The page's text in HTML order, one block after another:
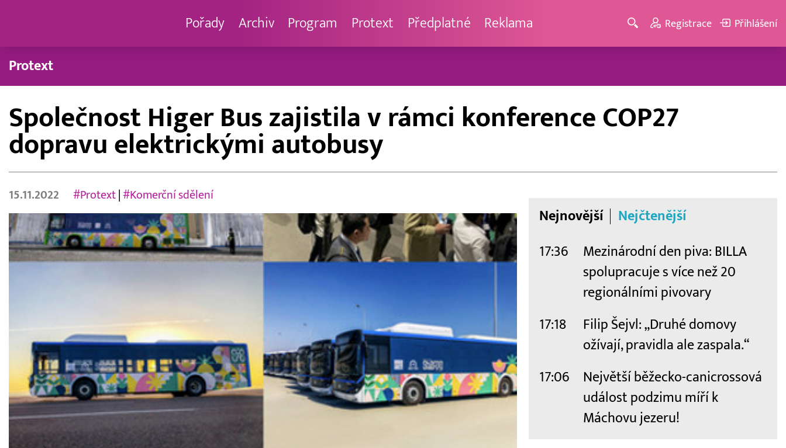
Pořady Archiv Program Protext Předplatné Reklama Registrace Přihlášení
Protext
Společnost Higer Bus zajistila v rámci konference COP27
dopravu elektrickými autobusy
15.11.2022 #Protext| #Komerční sdělení
Nejnovější Nejčtenější
17:36
Mezinárodní den piva: BILLA
spolupracuje s více než 20
regionálními pivovary
17:18
Filip Šejvl: „Druhé domovy
ožívají, pravidla ale zaspala.“
17:06
Největší běžecko-canicrossová
událost podzimu míří k
Máchovu jezeru!